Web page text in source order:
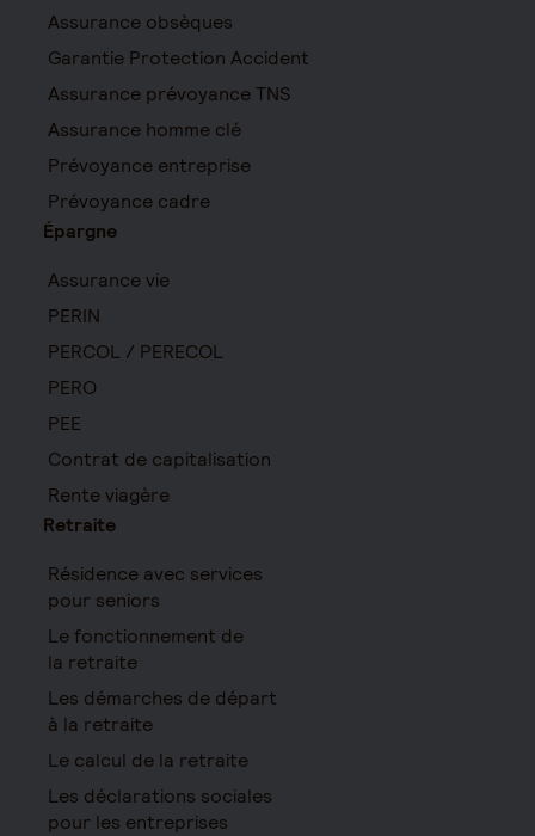
Assurance obsèques
Garantie Protection Accident
Assurance prévoyance TNS
Assurance homme clé
Prévoyance entreprise
Prévoyance cadre
Épargne
Assurance vie
PERIN
PERCOL / PERECOL
PERO
PEE
Contrat de capitalisation
Rente viagère
Retraite
Résidence avec services
pour seniors
Le fonctionnement de
la retraite
Les démarches de départ
à la retraite
Le calcul de la retraite
Les déclarations sociales
pour les entreprises